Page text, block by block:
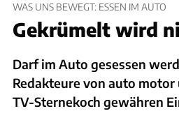
WAS UNS BEWEGT: ESSEN IM AUTO
Gekrümelt wird
Darf im Auto gesessen
Redakteure von auto
TV-Sternekoch gewähren